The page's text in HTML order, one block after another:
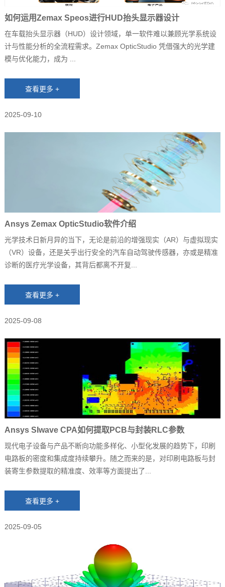
如何运用Zemax Speos进行HUD抬头显示器设计
在车载抬头显示器（HUD）设计领域，单一软件难以兼顾光学系统设
计与性能分析的全流程需求。Zemax OpticStudio 凭借强大的光学建
模与优化能力，成为 ...
2025-09-10
Ansys Zemax OpticStudio软件介绍
光学技术日新月异的当下，无论是前沿的增强现实（AR）与虚拟现实
（VR）设备，还是关乎出行安全的汽车自动驾驶传感器，亦或是精准
诊断的医疗光学设备，其背后都离不开复...
2025-09-08
Ansys SIwave CPA如何提取PCB与封装RLC参数
现代电子设备与产品不断向功能多样化、小型化发展的趋势下，印刷
电路板的密度和集成度持续攀升。随之而来的是，对印刷电路板与封
装寄生参数提取的精准度、效率等方面提出了...
2025-09-05